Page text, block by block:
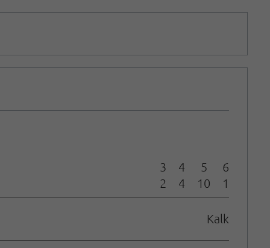
3
2
4
4
5
10
6
1
Kalk